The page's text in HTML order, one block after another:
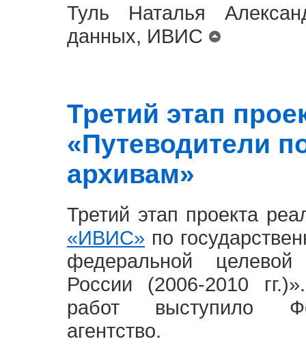
Туль Наталья
данных, ИВИС
Третий этап
«Путеводители
архивам»
Третий этап проекта
«ИВИС» по
федеральной
России (2006-2010
работ выступило
агентство.